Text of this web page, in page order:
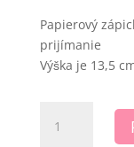
Papierový
prijímanie
Výška je 13,5